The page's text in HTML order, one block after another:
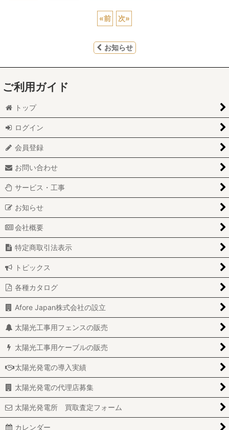
«前 次»
お知らせ
ご利用ガイド
トップ
ログイン
会員登録
お問い合わせ
サービス・工事
お知らせ
会社概要
特定商取引法表示
トピックス
各種カタログ
Afore Japan株式会社の設立
太陽光工事用フェンスの販売
太陽光工事用ケーブルの販売
太陽光発電の導入実績
太陽光発電の代理店募集
太陽光発電所 買取査定フォーム
カレンダー